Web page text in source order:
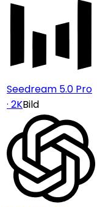
Seedream 5.0 Pro
· 2KBild